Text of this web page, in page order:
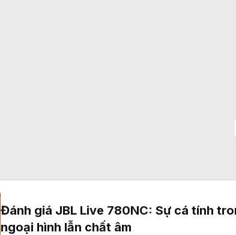
Đánh giá JBL Live 780NC: Sự cá tính
ngoại hình lẫn chất âm